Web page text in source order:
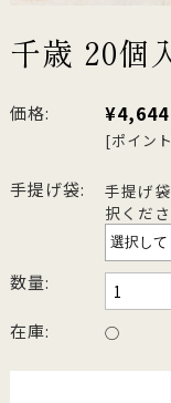
千歳 20個
価格: ¥4,644
[ポイン
手提げ袋:
手提げ
択くださ
数量:
在庫: ○